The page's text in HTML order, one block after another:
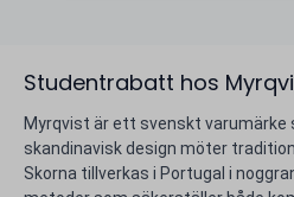
Studentrabatt hos
Myrqvist är ett svenskt varumärke
skandinavisk design möter
Skorna tillverkas i Portugal i